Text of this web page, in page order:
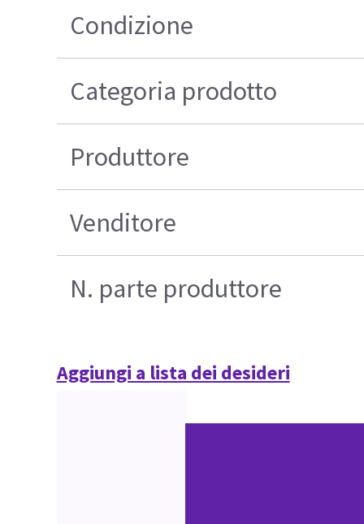
Condizione
Categoria prodotto
Produttore
Venditore
N. parte produttore
Aggiungi a lista dei desideri